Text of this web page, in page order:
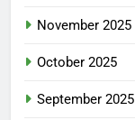
November 2025
October 2025
September 2025